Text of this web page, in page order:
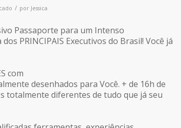
/ por Jessica
Passaporte para um Intenso
PRINCIPAIS Executivos do Brasil! Você já
com
desenhados para Você. + de 16h de
totalmente diferentes de tudo que já seu